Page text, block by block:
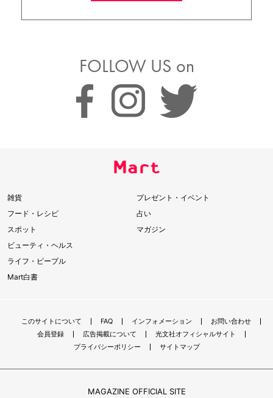
FOLLOW US on
雑貨
フード・レシピ
スポット
ビューティ・ヘルス
ライフ・ピープル
Mart白書
プレゼント・イベント
占い
マガジン
このサイトについて FAQ インフォメーション
お問い合わせ
会員登録
広告掲載について
光文社オフィシャルサイト
プライバシーポリシー
サイトマップ
MAGAZINE OFFICIAL SITE